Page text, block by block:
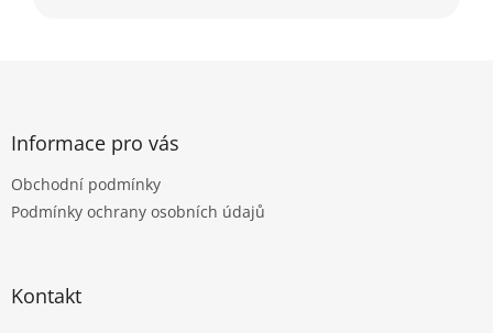
Informace pro vás
Obchodní podmínky
Podmínky ochrany osobních údajů
Kontakt